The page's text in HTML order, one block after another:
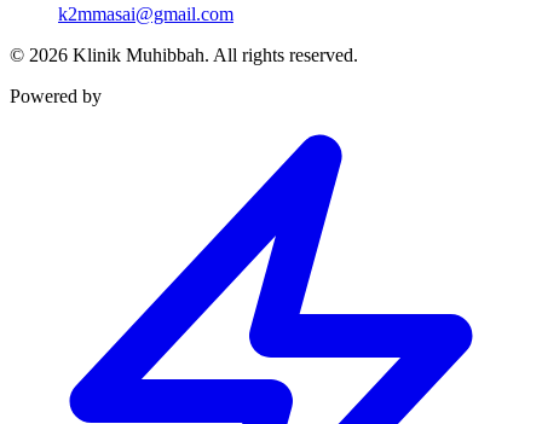
k2mmasai@gmail.com
© 2026 Klinik Muhibbah. All rights reserved.
Powered by